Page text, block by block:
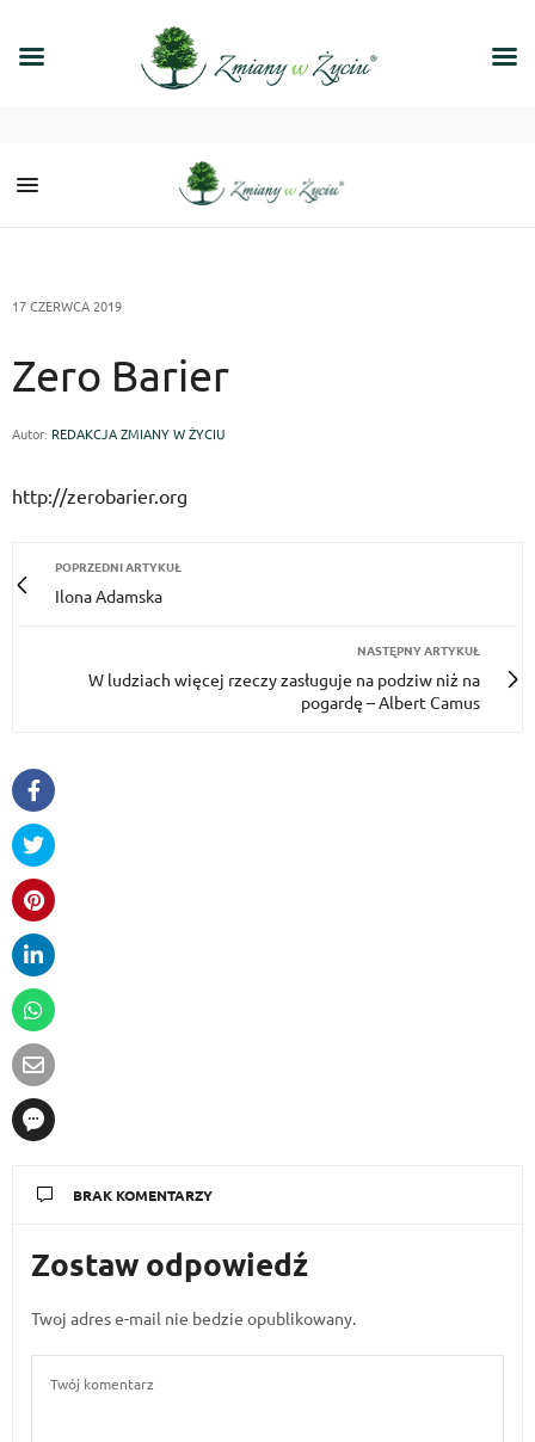
17 CZERWCA 2019
Zero Barier
Autor: REDAKCJA ZMIANY W ŻYCIU
http://zerobarier.org
POPRZEDNI ARTYKUŁ
Ilona Adamska
NASTĘPNY ARTYKUŁ
W ludziach więcej rzeczy zasługuje na podziw niż na
pogardę – Albert Camus
BRAK KOMENTARZY
Zostaw odpowiedź
Twoj adres e-mail nie bedzie opublikowany.